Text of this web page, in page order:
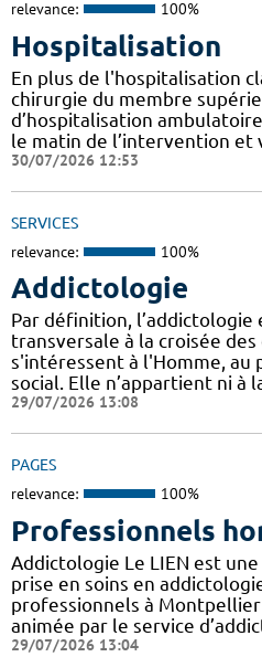
relevance: 100%
Hospitalisation
En plus de l'hospitalisation
chirurgie du membre
d’hospitalisation
le matin de l’intervention et
30/07/2026 12:53
SERVICES
relevance: 100%
Addictologie
Par définition, l’addictologie
transversale à la croisée des
s'intéressent à l'Homme, au
social. Elle n’appartient ni à
29/07/2026 13:08
PAGES
relevance: 100%
Professionnels
Addictologie Le LIEN est
prise en soins en
professionnels à
animée par le service
29/07/2026 13:04